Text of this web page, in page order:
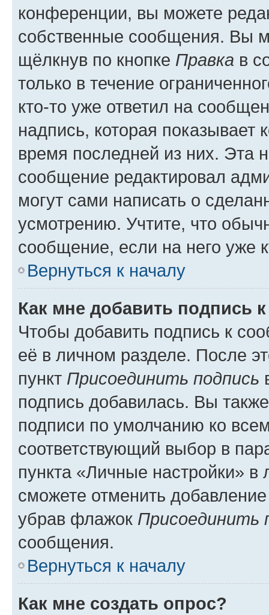
конференции, вы можете
собственные сообщения. Вы
щёлкнув по кнопке Правка в
только в течение
кто-то уже ответил на
надпись, которая показывает
время последней из них. Эта
сообщение редактировал
могут сами написать о
усмотрению. Учтите, что
сообщение, если на него уже
Вернуться к началу
Как мне добавить подпись
Чтобы добавить подпись к
её в личном разделе. После
пункт Присоединить подпись
подпись добавилась. Вы
подписи по умолчанию ко
соответствующий выбор в
пункта «Личные настройки»
сможете отменить
убрав флажок Присоединить
сообщения.
Вернуться к началу
Как мне создать опрос?